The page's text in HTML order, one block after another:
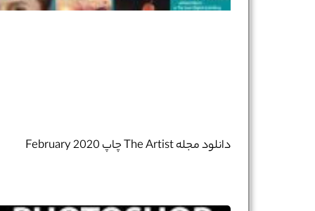
دانلود مجله The Artist چاپ February 2020